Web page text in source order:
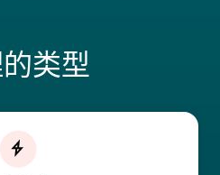
类型